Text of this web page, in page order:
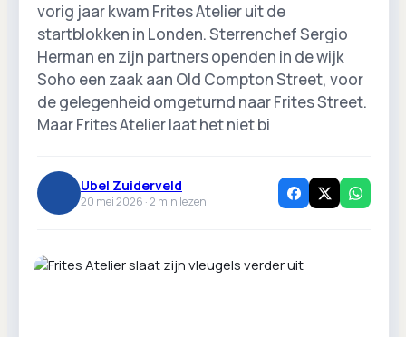
vorig jaar kwam Frites Atelier uit de
startblokken in Londen. Sterrenchef Sergio
Herman en zijn partners openden in de wijk
Soho een zaak aan Old Compton Street, voor
de gelegenheid omgeturnd naar Frites Street.
Maar Frites Atelier laat het niet bi
Ubel Zuiderveld
20 mei 2026 ·2 min lezen